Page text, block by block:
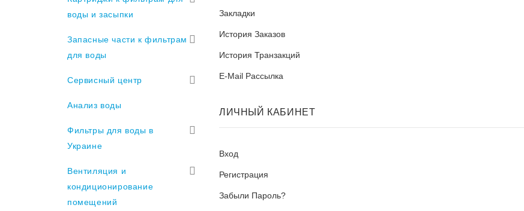
воды и засыпки
Запасные части к фильтрам
для воды
Сервисный центр
Анализ воды
Фильтры для воды в
Украине
Вентиляция и
кондиционирование
помещений
Закладки
История Заказов
История Транзакций
E-Mail Рассылка
ЛИЧНЫЙ КАБИНЕТ
Вход
Регистрация
Забыли Пароль?